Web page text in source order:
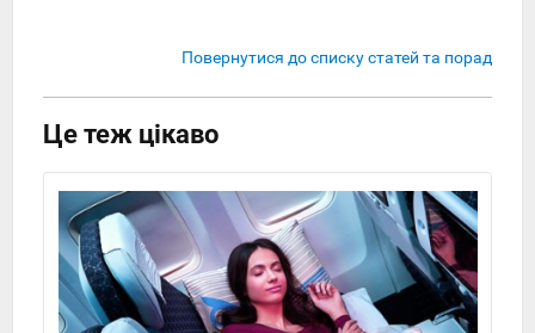
Повернутися до списку статей та порад
Це теж цікаво